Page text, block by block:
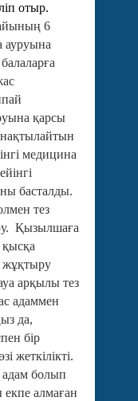
отыр.
6
ауруына
қарсы
нақтылайтын
медицина
басталды.
тез
Қызылшаға
қысқа
жұқтыру
арқылы тез
адаммен
да,
бір
жеткілікті.
болып
алмаған